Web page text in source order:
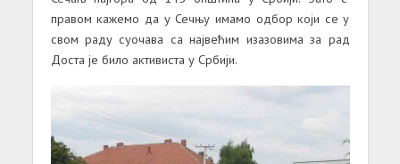
правом кажемо да у Сечњу имамо одбор који се у
свом раду суочава са највећим изазовима за рад
Доста је било активиста у Србији.